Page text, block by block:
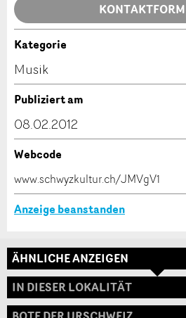
Allgemeines Feedback
Anzeige nicht mehr gültig
Anzeige unvollständig
* Eingabe erforderlich
Kontakt
Verfassen Sie eine Nachricht für
Adresse
Kategorie
Musik
Publiziert am
08.02.2012
Webcode
www.schwyzkultur.ch/JMVgV1
Anzeige beanstanden
ÄHNLICHE ANZEIGEN
IN DIESER LOKALITÄT